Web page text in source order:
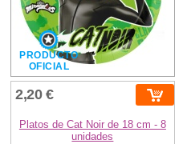
PRODUCTO
OFICIAL
2,20 €
Platos de Cat Noir de 18 cm - 8
unidades